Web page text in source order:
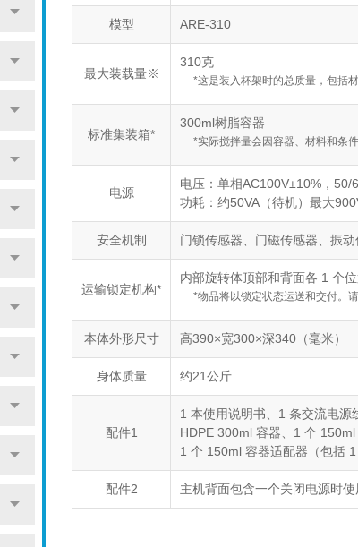
模型 ARE-310
最大装载量※
310克
*这是装入杯架时的总质量，包括
标准集装箱*
300ml树脂容器
*实际搅拌量会因容器、材料和条
电源
电压：单相AC100V±10%，50/
功耗：约50VA（待机）最大
安全机制 门锁传感器、门磁传感器、振
运输锁定机构*
内部旋转体顶部和背面各 1 个
*物品将以锁定状态运送和交付。
本体外形尺寸 高390×宽300×深340（毫米）
身体质量 约21公斤
配件1
1 本使用说明书、1 条交流电源
HDPE 300ml 容器、1 个 150ml
1 个 150ml 容器适配器（包括 1
配件2 主机背面包含一个关闭电源时使